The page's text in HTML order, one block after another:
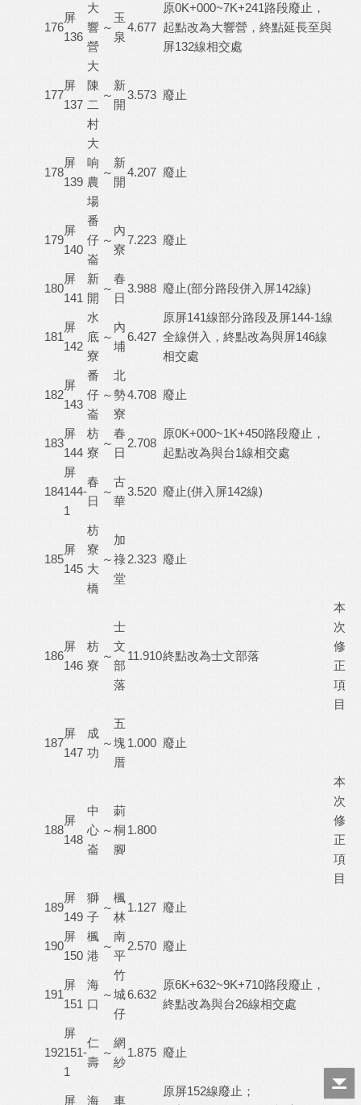
176
屏
136
大
響
營
～
玉
泉
4.677
原0K+000~7K+241路段廢止，
起點改為大響營，終點延長至與
屏132線相交處
177
屏
137
大
陳
二
村
～
新
開
3.573 廢止
178
屏
139
大
响
農
場
～
新
開
4.207 廢止
179
屏
140
番
仔
崙
～
內
寮
7.223 廢止
180
屏
141
新
開
～
春
日
3.988 廢止(部分路段併入屏142線)
181
屏
142
水
底
寮
～
內
埔
6.427
原屏141線部分路段及屏144-1線
全線併入，終點改為與屏146線
相交處
182
屏
143
番
仔
崙
～
北
勢
寮
4.708 廢止
183
屏
144
枋
寮
～
春
日
2.708
原0K+000~1K+450路段廢止，
起點改為與台1線相交處
184
屏
144-
1
春
日
～
古
華
3.520 廢止(併入屏142線)
185
屏
145
枋
寮
大
橋
～
加
祿
堂
2.323 廢止
186
屏
146
枋
寮
～
士
文
部
落
11.910終點改為士文部落
本
次
修
正
項
目
187
屏
147
成
功
～
五
塊
厝
1.000 廢止
188
屏
148
中
心
崙
～
莿
桐
腳
1.800
本
次
修
正
項
目
189
屏
149
獅
子
～
楓
林
1.127 廢止
190
屏
150
楓
港
～
南
平
2.570 廢止
191
屏
151
海
口
～
竹
城
仔
6.632
原6K+632~9K+710路段廢止，
終點改為與台26線相交處
192
屏
151-
1
仁
壽
～
網
紗
1.875 廢止
屏 海 車
原屏152線廢止；